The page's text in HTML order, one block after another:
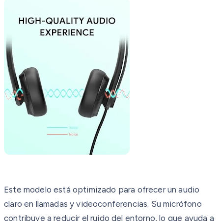
Este modelo está optimizado para ofrecer un audio
claro en llamadas y videoconferencias. Su micrófono
contribuye a reducir el ruido del entorno, lo que ayuda a